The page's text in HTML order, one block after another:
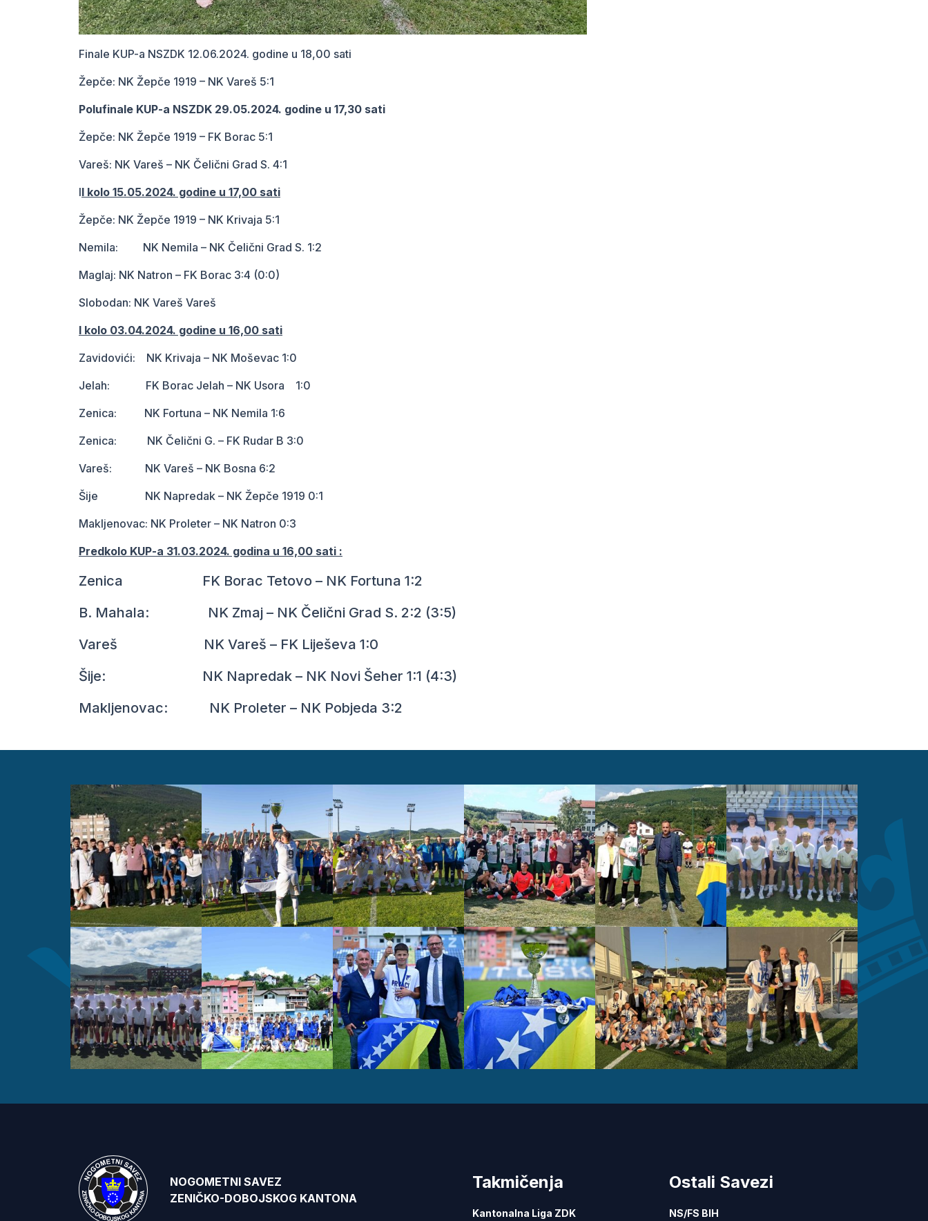
Finale KUP-a NSZDK 12.06.2024. godine u 18,00 sati
Žepče: NK Žepče 1919 – NK Vareš 5:1
Polufinale KUP-a NSZDK 29.05.2024. godine u 17,30 sati
Žepče: NK Žepče 1919 – FK Borac 5:1
Vareš: NK Vareš – NK Čelični Grad S. 4:1
II kolo 15.05.2024. godine u 17,00 sati
Žepče: NK Žepče 1919 – NK Krivaja 5:1
Nemila: NK Nemila – NK Čelični Grad S. 1:2
Maglaj: NK Natron – FK Borac 3:4 (0:0)
Slobodan: NK Vareš Vareš
I kolo 03.04.2024. godine u 16,00 sati
Zavidovići: NK Krivaja – NK Moševac 1:0
Jelah: FK Borac Jelah – NK Usora 1:0
Zenica: NK Fortuna – NK Nemila 1:6
Zenica: NK Čelični G. – FK Rudar B 3:0
Vareš: NK Vareš – NK Bosna 6:2
Šije NK Napredak – NK Žepče 1919 0:1
Makljenovac: NK Proleter – NK Natron 0:3
Predkolo KUP-a 31.03.2024. godina u 16,00 sati :
Zenica FK Borac Tetovo – NK Fortuna 1:2
B. Mahala: NK Zmaj – NK Čelični Grad S. 2:2 (3:5)
Vareš NK Vareš – FK Liješeva 1:0
Šije: NK Napredak – NK Novi Šeher 1:1 (4:3)
Makljenovac: NK Proleter – NK Pobjeda 3:2
NOGOMETNI SAVEZ
ZENIČKO-DOBOJSKOG KANTONA
Takmičenja
Kantonalna Liga ZDK
Ostali Savezi
NS/FS BIH